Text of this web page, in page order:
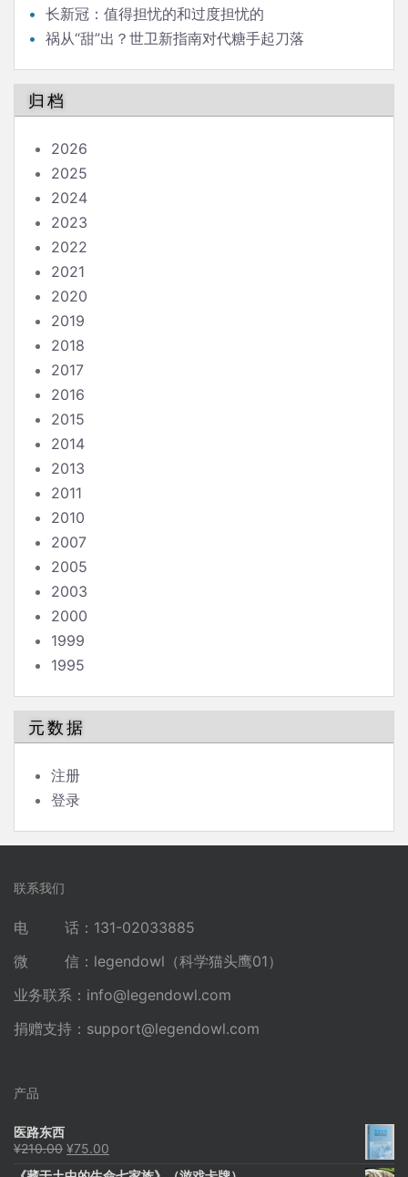
长新冠：值得担忧的和过度担忧的
祸从“甜”出？世卫新指南对代糖手起刀落
归档
2026
2025
2024
2023
2022
2021
2020
2019
2018
2017
2016
2015
2014
2013
2011
2010
2007
2005
2003
2000
1999
1995
元数据
注册
登录
联系我们
电 话：131-02033885
微 信：legendowl（科学猫头鹰01）
业务联系： info@legendowl.com
捐赠支持： support@legendowl.com
产品
医路东西
¥210.00 原
¥75.00